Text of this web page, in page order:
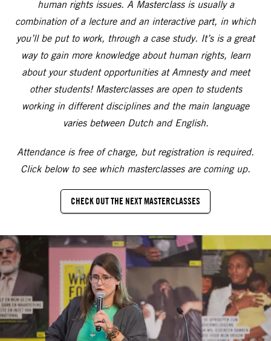
human rights issues. A Masterclass is usually a
combination of a lecture and an interactive part, in which
you’ll be put to work, through a case study. It’s is a great
way to gain more knowledge about human rights, learn
about your student opportunities at Amnesty and meet
other students! Masterclasses are open to students
working in different disciplines and the main language
varies between Dutch and English.
Attendance is free of charge, but registration is required.
Click below to see which masterclasses are coming up.
CHECK OUT THE NEXT MASTERCLASSES